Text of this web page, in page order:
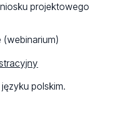
projektowego
(webinarium)
polskim.